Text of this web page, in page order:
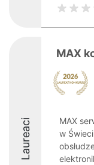
Laureaci
MAX
MAX
w